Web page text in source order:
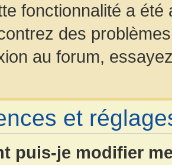
fonctionnalité a
des
au forum,
et
puis-je modifier